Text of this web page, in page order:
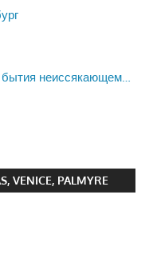
бытия неиссякающем…
VENICE, PALMYRE